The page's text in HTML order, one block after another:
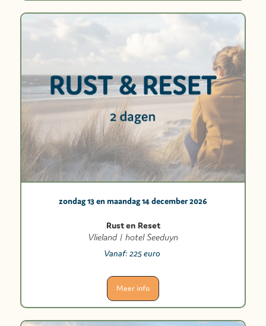
zondag 13 en maandag 14 december 2026
Rust en Reset
Vlieland | hotel Seeduyn
Vanaf:225 euro
Meer info